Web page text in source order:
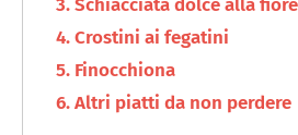
Schiacciata dolce alla
Crostini ai fegatini
Finocchiona
Altri piatti da non perdere